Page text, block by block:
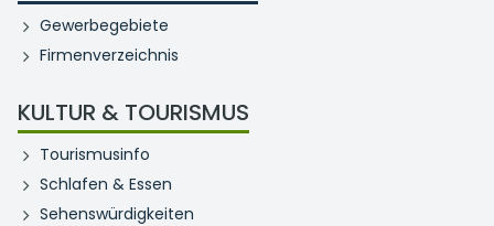
Gewerbegebiete
Firmenverzeichnis
KULTUR & TOURISMUS
Tourismusinfo
Schlafen & Essen
Sehenswürdigkeiten